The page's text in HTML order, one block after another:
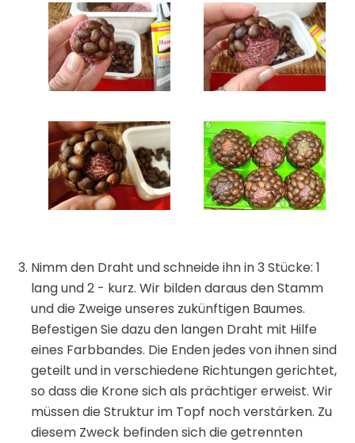
Nimm den Draht und schneide ihn in 3 Stücke: 1
lang und 2 - kurz. Wir bilden daraus den Stamm
und die Zweige unseres zukünftigen Baumes.
Befestigen Sie dazu den langen Draht mit Hilfe
eines Farbbandes. Die Enden jedes von ihnen sind
geteilt und in verschiedene Richtungen gerichtet,
so dass die Krone sich als prächtiger erweist. Wir
müssen die Struktur im Topf noch verstärken. Zu
diesem Zweck befinden sich die getrennten